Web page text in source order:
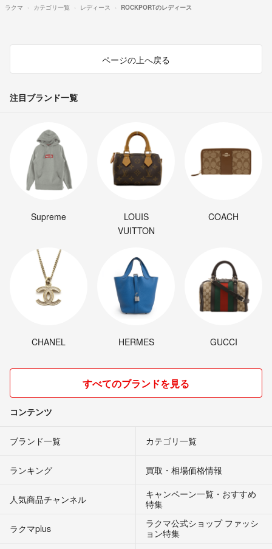
ラクマ
カテゴリ一覧 レディース ROCKPORTのレディース
ページの上へ戻る
注目ブランド一覧
Supreme
LOUIS
VUITTON
COACH
CHANEL HERMES GUCCI
すべてのブランドを見る
コンテンツ
ブランド一覧 カテゴリ一覧
ランキング 買取・相場価格情報
人気商品チャンネル
キャンペーン一覧・おすすめ
特集
ラクマplus
ラクマ公式ショップ ファッシ
ョン特集